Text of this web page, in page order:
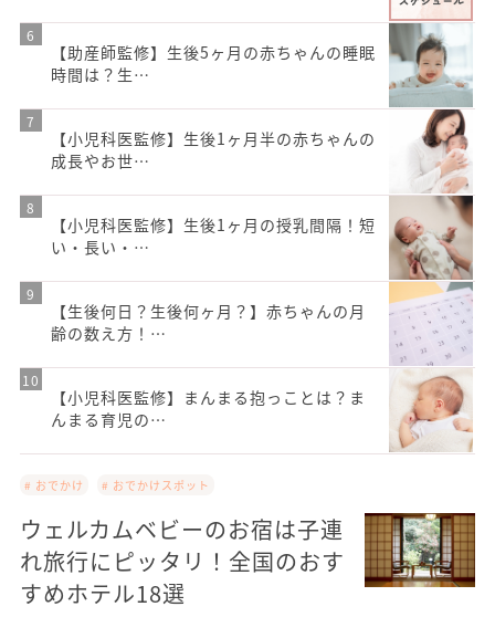
【助産師監修】生後5ヶ月の赤ちゃんの睡眠
時間は？生…
【小児科医監修】生後1ヶ月半の赤ちゃんの
成長やお世…
【小児科医監修】生後1ヶ月の授乳間隔！短
い・長い・…
【生後何日？生後何ヶ月？】赤ちゃんの月
齢の数え方！…
【小児科医監修】まんまる抱っことは？ま
んまる育児の…
# おでかけ # おでかけスポット
ウェルカムベビーのお宿は子連
れ旅行にピッタリ！全国のおす
すめホテル18選